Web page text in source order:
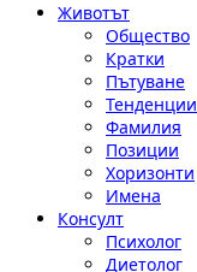
Животът
Общество
Кратки
Пътуване
Тенденции
Фамилия
Позиции
Хоризонти
Имена
Консулт
Психолог
Диетолог